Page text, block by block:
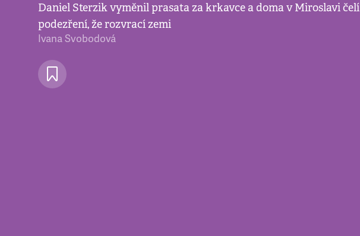
Daniel Sterzik vyměnil prasata za krkavce a doma v Miroslavi čelí
podezření, že rozvrací zemi
Ivana Svobodová